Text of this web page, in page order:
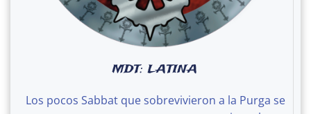
MDT: LATINA
Los pocos Sabbat que sobrevivieron a la Purga se